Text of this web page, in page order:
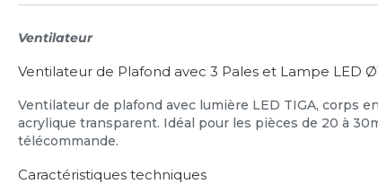
Ventilateur
Ventilateur de Plafond avec 3 Pales et Lampe LED
Ventilateur de plafond avec lumière LED TIGA, corps
acrylique transparent. Idéal pour les pièces de 20 à
télécommande.
Caractéristiques techniques